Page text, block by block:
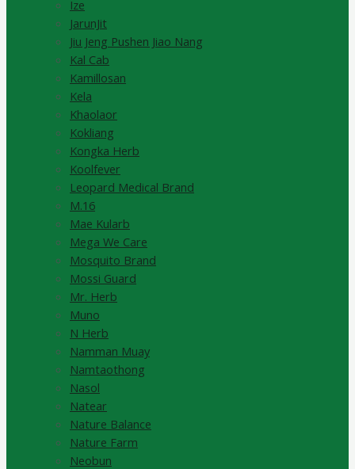
Ize
JarunJit
Jiu Jeng Pushen Jiao Nang
Kal Cab
Kamillosan
Kela
Khaolaor
Kokliang
Kongka Herb
Koolfever
Leopard Medical Brand
M.16
Mae Kularb
Mega We Care
Mosquito Brand
Mossi Guard
Mr. Herb
Muno
N Herb
Namman Muay
Namtaothong
Nasol
Natear
Nature Balance
Nature Farm
Neobun